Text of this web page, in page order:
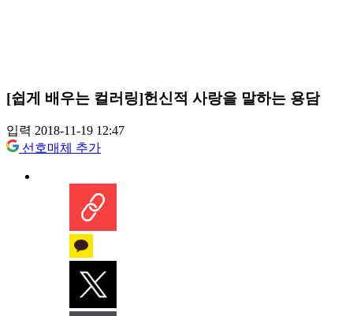
[쉽게 배우는 컬러링]헌신적 사랑을 말하는 용담
입력 2018-11-19 12:47
선호매체 추가